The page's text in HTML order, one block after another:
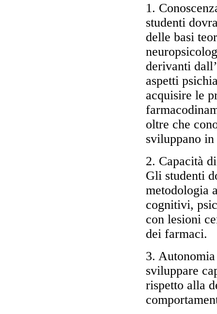
1.
studenti
delle basi
derivanti
aspetti
acquisire le
oltre che
sviluppano
2. Capacità
Gli studenti
metodologia
cognitivi,
con lesioni
dei farmaci.
3.
sviluppare
rispetto alla